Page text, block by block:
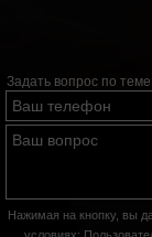
Задать вопрос по теме:
Нажимая на кнопку, вы